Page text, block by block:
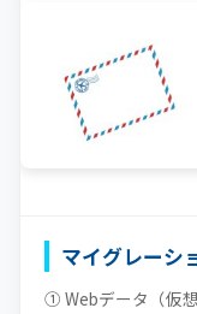
マイグレーシ
① Webデータ（仮